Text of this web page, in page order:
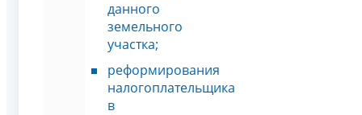
данного
земельного
участка;
реформирования
налогоплательщика
в